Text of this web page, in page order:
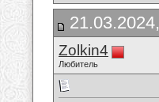
Zolkin4
Любитель